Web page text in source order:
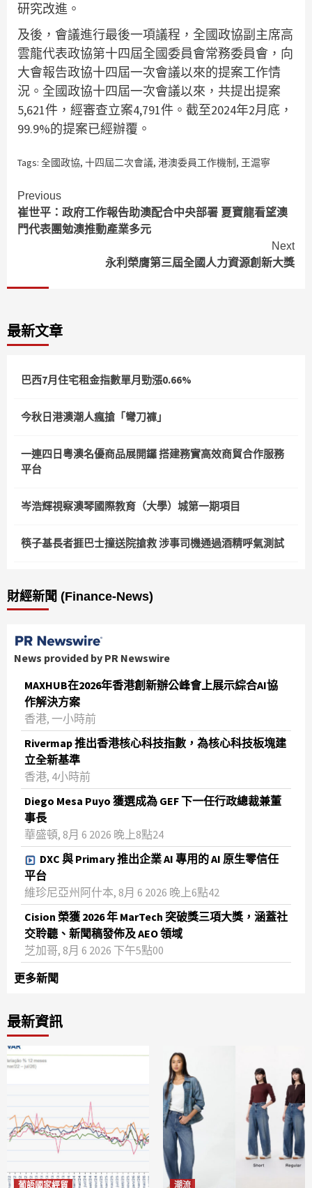
研究改進。
及後，會議進行最後一項議程，全國政協副主席高
雲龍代表政協第十四屆全國委員會常務委員會，向
大會報告政協十四屆一次會議以來的提案工作情
況。全國政協十四屆一次會議以來，共提出提案
5,621件，經審查立案4,791件。截至2024年2月底，
99.9%的提案已經辦覆。
Tags: 全國政協, 十四屆二次會議, 港澳委員工作機制 , 王滬寧
Continue
Reading
Previous
崔世平：政府工作報告助澳配合中央部署 夏寶龍看望澳
門代表團勉澳推動產業多元
Next
永利榮膺第三屆全國人力資源創新大獎
最新文章
巴西7月住宅租金指數單月勁漲0.66%
今秋日港澳潮人瘋搶「彎刀褲」
一連四日粵澳名優商品展開鑼 搭建務實高效商貿合作服務
平台
岑浩輝視察澳琴國際教育（大學）城第一期項目
筷子基長者捱巴士撞送院搶救 涉事司機通過酒精呼氣測試
財經新聞 (Finance-News)
News provided by PR Newswire
MAXHUB在2026年香港創新辦公峰會上展示綜合AI協
作解決方案
香港, 一小時前
Rivermap 推出香港核心科技指數，為核心科技板塊建
立全新基準
香港, 4小時前
Diego Mesa Puyo 獲選成為 GEF 下一任行政總裁兼董
事長
華盛頓, 8月 6 2026 晚上8點24
DXC 與 Primary 推出企業 AI 專用的 AI 原生零信任
平台
維珍尼亞州阿什本, 8月 6 2026 晚上6點42
Cision 榮獲 2026 年 MarTech 突破獎三項大獎，涵蓋社
交聆聽、新聞稿發佈及 AEO 領域
芝加哥, 8月 6 2026 下午5點00
更多新聞
最新資訊
葡語國家經貿 潮流